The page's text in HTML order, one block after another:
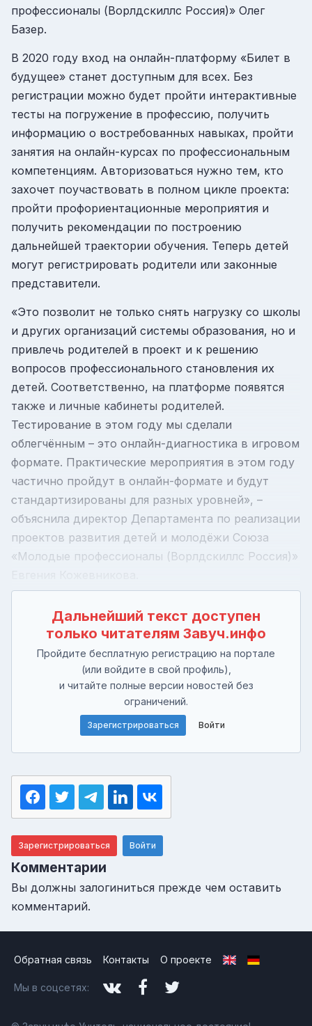
профессионалы (Ворлдскиллс Россия)» Олег
Базер.
В 2020 году вход на онлайн-платформу «Билет в
будущее» станет доступным для всех. Без
регистрации можно будет пройти интерактивные
тесты на погружение в профессию, получить
информацию о востребованных навыках, пройти
занятия на онлайн-курсах по профессиональным
компетенциям. Авторизоваться нужно тем, кто
захочет поучаствовать в полном цикле проекта:
пройти профориентационные мероприятия и
получить рекомендации по построению
дальнейшей траектории обучения. Теперь детей
могут регистрировать родители или законные
представители.
«Это позволит не только снять нагрузку со школы
и других организаций системы образования, но и
привлечь родителей в проект и к решению
вопросов профессионального становления их
детей. Соответственно, на платформе появятся
также и личные кабинеты родителей.
Тестирование в этом году мы сделали
облегчённым – это онлайн-диагностика в игровом
формате. Практические мероприятия в этом году
частично пройдут в онлайн-формате и будут
стандартизированы для разных уровней», –
объяснила директор Департамента по реализации
проектов развития детей и молодёжи Союза
«Молодые профессионалы (Ворлдскиллс Россия)»
Дальнейший текст доступен
только читателям Завуч.инфо
Пройдите бесплатную регистрацию на портале
(или войдите в свой профиль),
и читайте полные версии новостей без
ограничений.
Зарегистрироваться Войти
Зарегистрироваться Войти
Комментарии
Вы должны залогиниться прежде чем оставить
комментарий.
Обратная связь Контакты О проекте
Мы в соцсетях: